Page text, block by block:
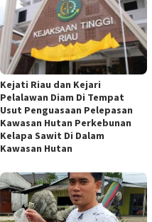
Kejati Riau dan Kejari
Pelalawan Diam Di Tempat
Usut Penguasaan Pelepasan
Kawasan Hutan Perkebunan
Kelapa Sawit Di Dalam
Kawasan Hutan